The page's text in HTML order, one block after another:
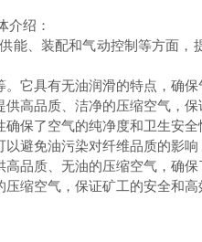
绍：
、装配和气动控制等方面，
具有无油润滑的特点，确保
品质、洁净的压缩空气，保
了空气的纯净度和卫生安全
免油污染对纤维品质的影响
质、无油的压缩空气，确保
缩空气，保证矿工的安全和高